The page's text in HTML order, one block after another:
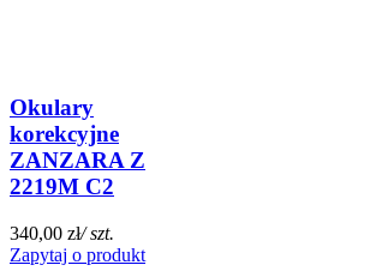
Okulary
korekcyjne
ZANZARA Z
2219M C2
340,00 zł/ szt.
Zapytaj o produkt